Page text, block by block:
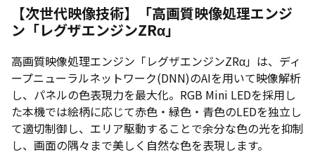
【次世代映像技術】 「高画質映像処理エンジ
ン「レグザエンジンZRα」
高画質映像処理エンジン「レグザエンジンZRα」は、ディ
ープニューラルネットワーク(DNN)のAIを用いて映像解析
し、パネルの色表現力を最大化。RGB Mini LEDを採用し
た本機では絵柄に応じて赤色・緑色・青色のLEDを独立し
て適切制御し、エリア駆動することで余分な色の光を抑制
し、画面の隅々まで美しく自然な色を表現します。